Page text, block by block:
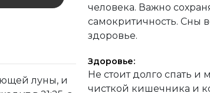
луны, и
человека. Важно
самокритичность.
здоровье.
Здоровье:
Не стоит долго спать и
чисткой кишечника и